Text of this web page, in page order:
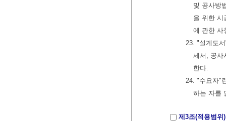
및 공사방
을 위한 시
에 관한 사
23. "설계도
세서, 공사
한다.
24. "수요자"
하는 자를
제3조(적용범위)